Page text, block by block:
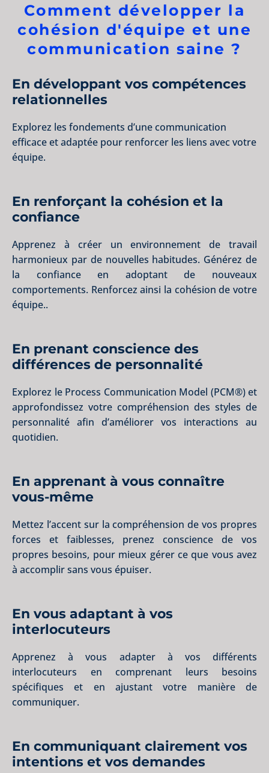
Comment développer la
cohésion d'équipe et une
communication saine ?
En développant vos compétences
relationnelles
Explorez les fondements d’une communication
efficace et adaptée pour renforcer les liens avec votre
équipe.
En renforçant la cohésion et la
confiance
Apprenez à créer un environnement de travail
harmonieux par de nouvelles habitudes. Générez de
la confiance en adoptant de nouveaux
comportements. Renforcez ainsi la cohésion de votre
équipe..
En prenant conscience des
différences de personnalité
Explorez le Process Communication Model (PCM®) et
approfondissez votre compréhension des styles de
personnalité afin d’améliorer vos interactions au
quotidien.
En apprenant à vous connaître
vous-même
Mettez l’accent sur la compréhension de vos propres
forces et faiblesses, prenez conscience de vos
propres besoins, pour mieux gérer ce que vous avez
à accomplir sans vous épuiser.
En vous adaptant à vos
interlocuteurs
Apprenez à vous adapter à vos différents
interlocuteurs en comprenant leurs besoins
spécifiques et en ajustant votre manière de
communiquer.
En communiquant clairement vos
intentions et vos demandes